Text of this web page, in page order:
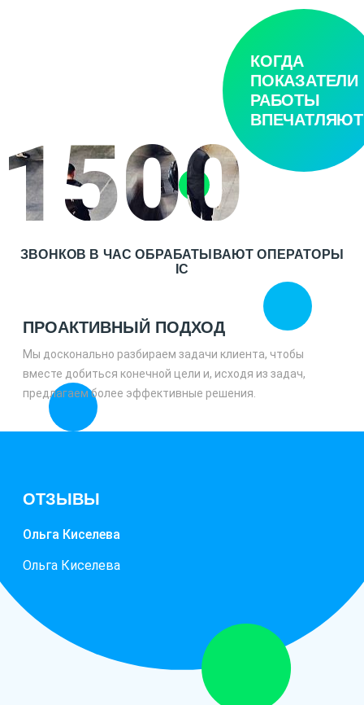
1500
ЗВОНКОВ В ЧАС ОБРАБАТЫВАЮТ ОПЕРАТОРЫ
IC
ПРОАКТИВНЫЙ ПОДХОД
Мы досконально разбираем задачи клиента, чтобы
вместе добиться конечной цели и, исходя из задач,
предлагаем более эффективные решения.
КОГДА
ПОКАЗАТЕЛИ
РАБОТЫ
ВПЕЧАТЛЯЮТ
ОТЗЫВЫ
Ольга Киселева
Ольга Киселева